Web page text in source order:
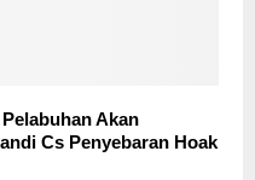
Akan
Cs Penyebaran Hoak